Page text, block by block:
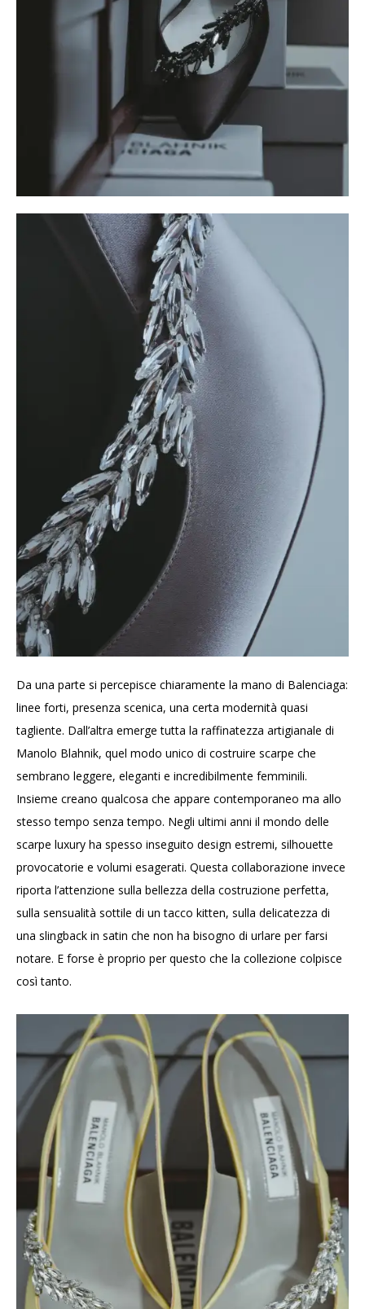
Da una parte si percepisce chiaramente la mano di Balenciaga:
linee forti, presenza scenica, una certa modernità quasi
tagliente. Dall’altra emerge tutta la raffinatezza artigianale di
Manolo Blahnik, quel modo unico di costruire scarpe che
sembrano leggere, eleganti e incredibilmente femminili.
Insieme creano qualcosa che appare contemporaneo ma allo
stesso tempo senza tempo. Negli ultimi anni il mondo delle
scarpe luxury ha spesso inseguito design estremi, silhouette
provocatorie e volumi esagerati. Questa collaborazione invece
riporta l’attenzione sulla bellezza della costruzione perfetta,
sulla sensualità sottile di un tacco kitten, sulla delicatezza di
una slingback in satin che non ha bisogno di urlare per farsi
notare. E forse è proprio per questo che la collezione colpisce
così tanto.